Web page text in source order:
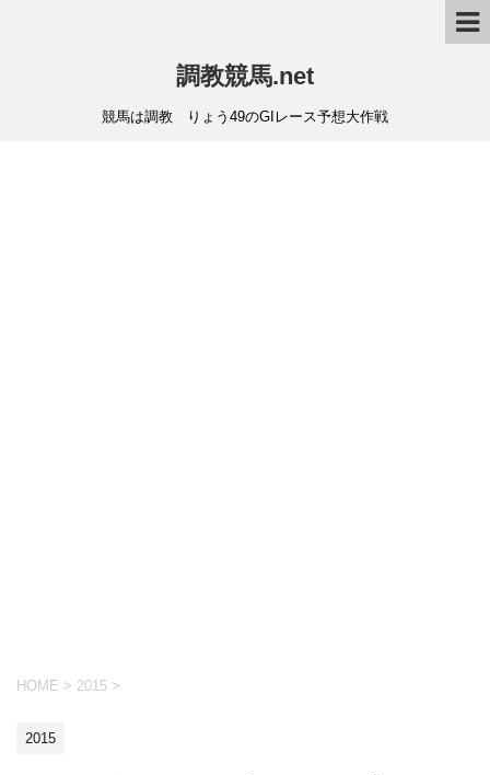
調教競馬.net
競馬は調教 りょう49のGIレース予想大作戦
HOME > 2015 >
2015